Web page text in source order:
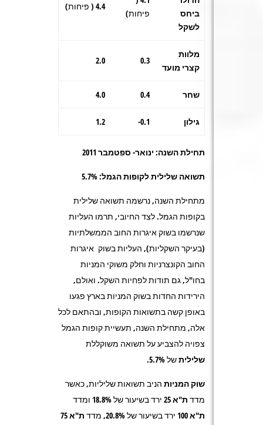
ביחס
לשקל
פיחות)
4.4 ( פיחות)
מלוות
קצרי מועד
0.3
2.0
שחר 0.4
4.0
גילון 0.1-
1.2
תחילת השנה: ינואר- ספטמבר 2011
תשואה שליליתלקופות הגמל: 5.7%
מתחילת השנה, נרשמה תשואה שלילית
בקופות הגמל. לצד החיובי, תרמו העליות
שנרשמו בשוק איגרות החוב הממשלתיות
(בעיקר השקליות), העליות בשוק איגרות
החוב הקונצרניות וחלק משוקי המניות
בחו"ל, גם תודות לפחיות השקל. ואולם,
הירידות החדות בשוק המניות בארץ פגעו
באופן קשה בתשואות הקופות, ובהתאם לכל
אלה, מתחילת השנה, תעשיית קופות הגמל
צפויה להצביע על תשואה משוקללת
שליליתשל 5.7%.
שוק המניות הניב תשואות שליליות, כאשר
מדד ת"א25 ירד בשיעור של 18.8% ומדד
ת"א100 ירד בשיעור של 20.8%, מדד
ת"א 75